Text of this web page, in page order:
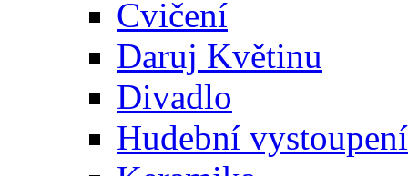
Cvičení
Daruj Květinu
Divadlo
Hudební vystoupení